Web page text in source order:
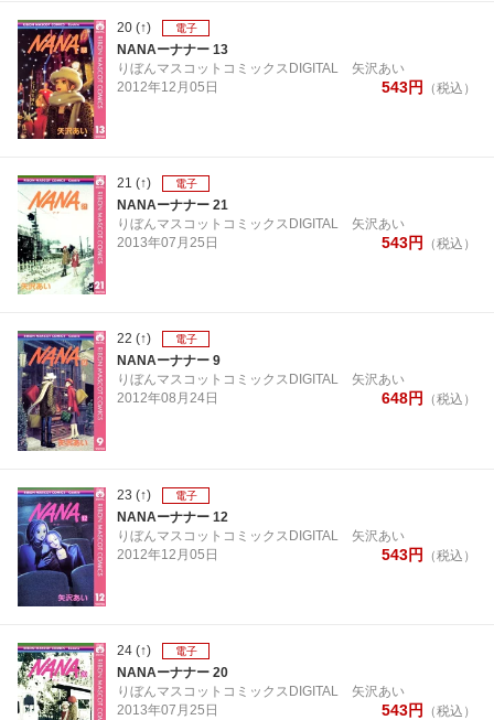
20 (↑) 電子
NANAーナナー 13
りぼんマスコットコミックスDIGITAL 矢沢あい
2012年12月05日 543円 （税込）
21 (↑) 電子
NANAーナナー 21
りぼんマスコットコミックスDIGITAL 矢沢あい
2013年07月 25日 543円 （税込）
22 (↑) 電子
NANAーナナー 9
りぼんマスコットコミックスDIGITAL 矢沢あい
2012年08月 24日 648円 （税込）
23 (↑) 電子
NANAーナナー 12
りぼんマスコットコミックスDIGITAL 矢沢あい
2012年12月05日 543円 （税込）
24 (↑) 電子
NANAーナナー 20
りぼんマスコットコミックスDIGITAL 矢沢あい
2013年07月 25日 543円 （税込）